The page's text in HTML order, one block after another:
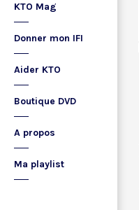
KTO Mag
Donner mon IFI
Aider KTO
Boutique DVD
A propos
Ma playlist